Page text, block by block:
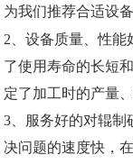
为我们推荐合适设
2、设备质量、性能
了使用寿命的长短
定了加工时的产量
3、服务好的对辊制
决问题的速度快，